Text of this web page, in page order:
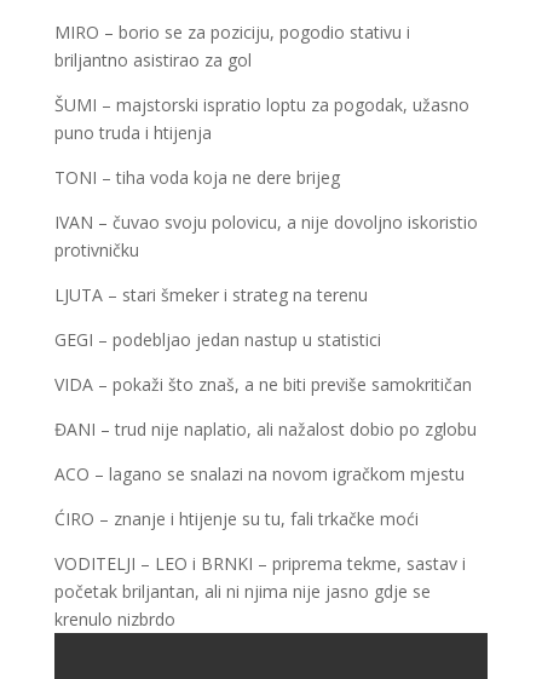
MIRO – borio se za poziciju, pogodio stativu i
briljantno asistirao za gol
ŠUMI – majstorski ispratio loptu za pogodak, užasno
puno truda i htijenja
TONI – tiha voda koja ne dere brijeg
IVAN – čuvao svoju polovicu, a nije dovoljno iskoristio
protivničku
LJUTA – stari šmeker i strateg na terenu
GEGI – podebljao jedan nastup u statistici
VIDA – pokaži što znaš, a ne biti previše samokritičan
ĐANI – trud nije naplatio, ali nažalost dobio po zglobu
ACO – lagano se snalazi na novom igračkom mjestu
ĆIRO – znanje i htijenje su tu, fali trkačke moći
VODITELJI – LEO i BRNKI – priprema tekme, sastav i
početak briljantan, ali ni njima nije jasno gdje se
krenulo nizbrdo